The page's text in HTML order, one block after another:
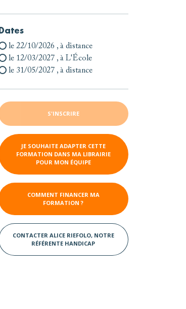
Dates
le 22/10/2026 , à distance
le 12/03/2027, à L'École
le 31/05/2027, à distance
S'INSCRIRE
JE SOUHAITE ADAPTER CETTE
FORMATION DANS MA LIBRAIRIE
POUR MON ÉQUIPE
COMMENT FINANCER MA
FORMATION ?
CONTACTER ALICE RIEFOLO, NOTRE
RÉFÉRENTE HANDICAP